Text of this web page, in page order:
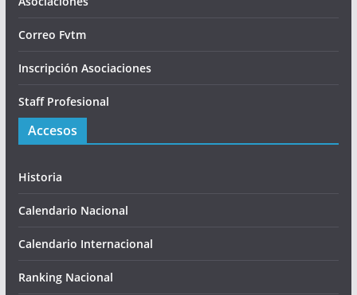
Correo Fvtm
Inscripción Asociaciones
Staff Profesional
Accesos
Historia
Calendario Nacional
Calendario Internacional
Ranking Nacional